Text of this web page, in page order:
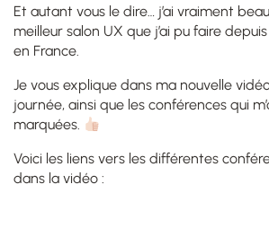
Et autant vous le dire… j’ai vraiment
meilleur salon UX que j’ai pu faire
en France.
Je vous explique dans ma nouvelle
journée, ainsi que les conférences qui
marquées.
Voici les liens vers les différentes
dans la vidéo :